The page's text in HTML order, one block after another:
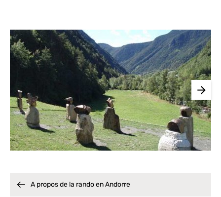
A propos de la rando en Andorre